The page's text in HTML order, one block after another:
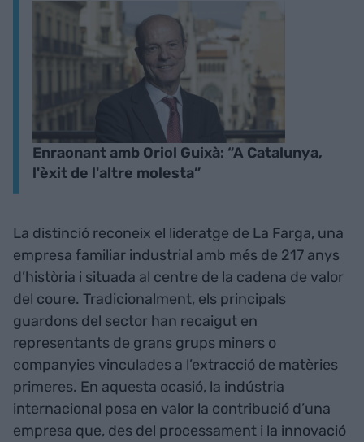
Enraonant amb Oriol Guixà: “A Catalunya,
l'èxit de l'altre molesta”
La distinció reconeix el lideratge de La Farga, una
empresa familiar industrial amb més de 217 anys
d’història i situada al centre de la cadena de valor
del coure. Tradicionalment, els principals
guardons del sector han recaigut en
representants de grans grups miners o
companyies vinculades a l’extracció de matèries
primeres. En aquesta ocasió, la indústria
internacional posa en valor la contribució d’una
empresa que, des del processament i la innovació